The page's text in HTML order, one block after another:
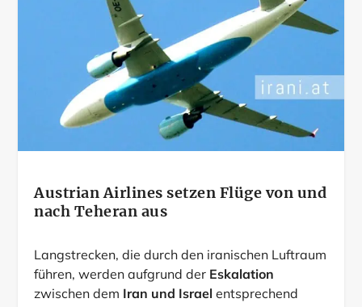
Austrian Airlines setzen Flüge von und
nach Teheran aus
Langstrecken, die durch den iranischen Luftraum
führen, werden aufgrund der Eskalation
zwischen dem Iran und Israelentsprechend